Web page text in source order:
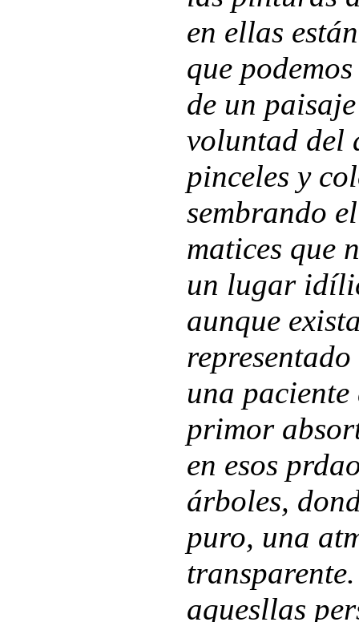
en ellas
que
de un
voluntad del
pinceles y
sembrando
matices que
un lugar
aunque
una
primor
en esos
árboles,
puro, una
aquesllas